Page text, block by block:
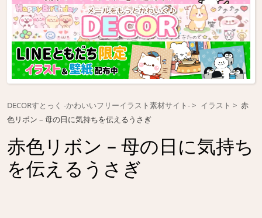
DECORすとっく -かわいいフリーイラスト素材サイト- イラスト
赤
色リボン – 母の日に気持ちを伝えるうさぎ
赤色リボン – 母の日に気持ち
を伝えるうさぎ